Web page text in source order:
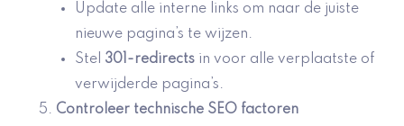
Update alle interne links om naar de juiste
nieuwe pagina’s te wijzen.
Stel 301-redirects in voor alle verplaatste of
verwijderde pagina’s.
Controleer technische SEO factoren